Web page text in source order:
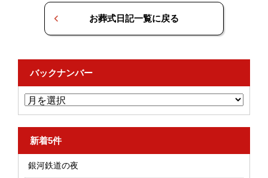
お葬式日記一覧に戻る
バックナンバー
新着5件
銀河鉄道の夜